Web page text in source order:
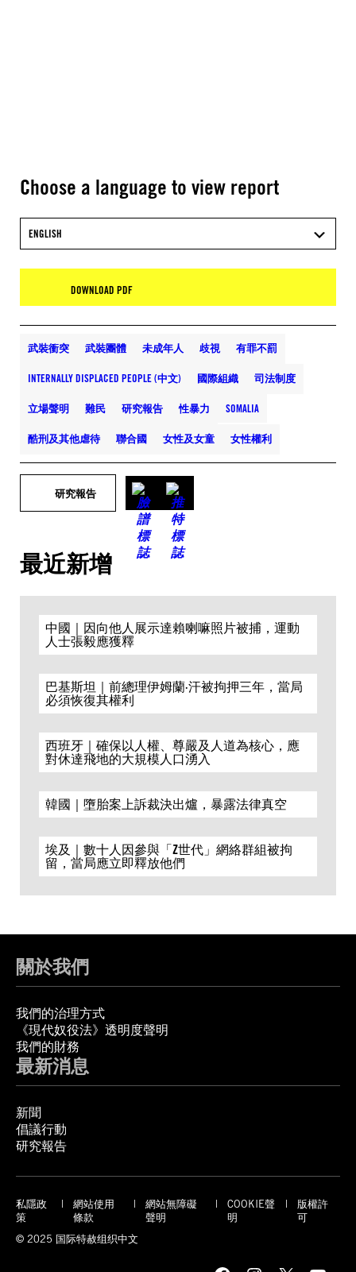
Choose a language to view report
ENGLISH
DOWNLOAD PDF
武裝衝突 武裝團體 未成年人 歧視 有罪不罰
INTERNALLY DISPLACED PEOPLE (中文) 國際組織 司法制度
立場聲明 難民 研究報告 性暴力 SOMALIA
酷刑及其他虐待 聯合國 女性及女童 女性權利
研究報告
最近新增
中國｜因向他人展示達賴喇嘛照片被捕，運動
人士張毅應獲釋
巴基斯坦｜前總理伊姆蘭·汗被拘押三年，當局
必須恢復其權利
西班牙｜確保以人權、尊嚴及人道為核心，應
對休達飛地的大規模人口湧入
韓國｜墮胎案上訴裁決出爐，暴露法律真空
埃及｜數十人因參與「Z世代」網絡群組被拘
留，當局應立即釋放他們
關於我們
我們的治理方式
《現代奴役法》透明度聲明
我們的財務
最新消息
新聞
倡議行動
研究報告
私隱政
策
網站使用
條款
網站無障礙
聲明
COOKIE聲
明
版權許
可
© 2025 国际特赦组织中文